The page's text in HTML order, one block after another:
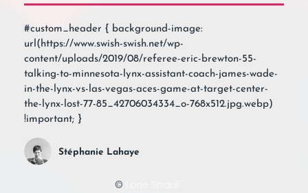
©
#custom_header { background-image:
url(https://www.swish-swish.net/wp-
content/uploads/2019/08/referee-eric-brewton-55-
talking-to-minnesota-lynx-assistant-coach-james-wade-
in-the-lynx-vs-las-vegas-aces-game-at-target-center-
the-lynx-lost-77-85_42706034334_o-768x512.jpg.webp)
!important; }
Stéphanie Lahaye